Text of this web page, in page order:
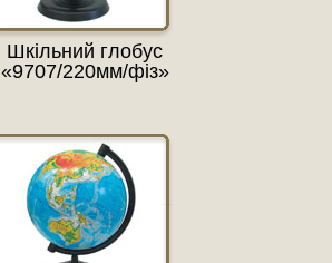
Шкільний глобус
«9707/220мм/фіз»